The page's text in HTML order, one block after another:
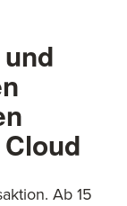
Ab 15